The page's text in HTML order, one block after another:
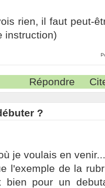
rien, il faut peut-
instruction)
Répondre
?
je voulais en
l'exemple de la
bien pour un